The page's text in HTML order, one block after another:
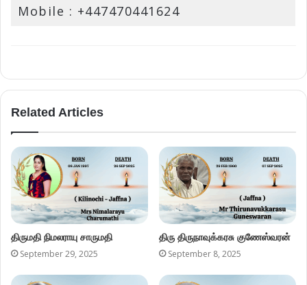
Mobile : +447470441624
Related Articles
திருமதி நிமலராயு சாருமதி
September 29, 2025
திரு திருநாவுக்கரசு குணேஸ்வரன்
September 8, 2025